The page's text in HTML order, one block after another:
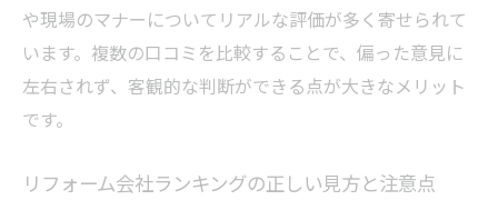
おしゃれなリフォームの最新トレンドと特
徴
専門家と作る理想の住まいの実現方法
評判や口コミから見るリフォーム会社の選び方
や現場のマナーについてリアルな評価が多く寄せられて
います。複数の口コミを比較することで、偏った意見に
左右されず、客観的な判断ができる点が大きなメリット
です。
リフォーム会社ランキングの正しい見方と注意点